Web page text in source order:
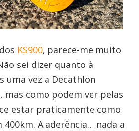
KS900, parece-me muito
sei dizer quanto à
uma vez a Decathlon
mas como podem ver pelas
estar praticamente como
400km. A aderência… nada a